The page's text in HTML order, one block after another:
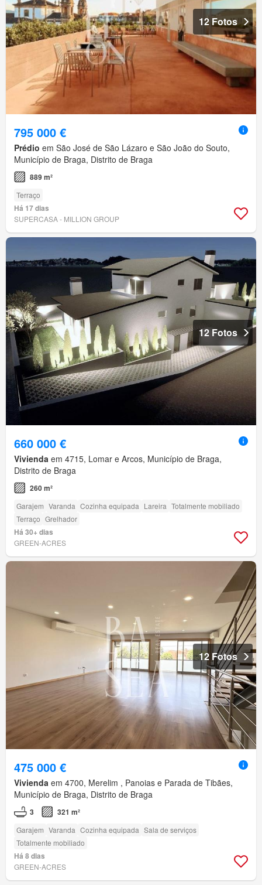
12 Fotos
795 000 €
Prédio em São José de São Lázaro e São João do Souto,
Município de Braga, Distrito de Braga
889 m²
Terraço
Há 17 dias
SUPERCASA - MILLION GROUP
12 Fotos
660 000 €
Vivienda em 4715, Lomar e Arcos, Município de Braga,
Distrito de Braga
260 m²
Garajem Varanda Cozinha equipada Lareira Totalmente mobiliado
Terraço Grelhador
Há 30+ dias
GREEN-ACRES
12 Fotos
475 000 €
Vivienda em 4700, Merelim , Panoias e Parada de Tibães,
Município de Braga, Distrito de Braga
3 321 m²
Garajem Varanda Cozinha equipada Sala de serviços
Totalmente mobiliado
Há 8 dias
GREEN-ACRES